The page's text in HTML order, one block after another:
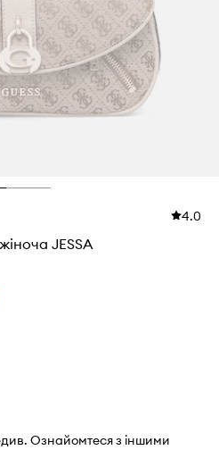
4.0
JESSA
Ознайомтеся з іншими